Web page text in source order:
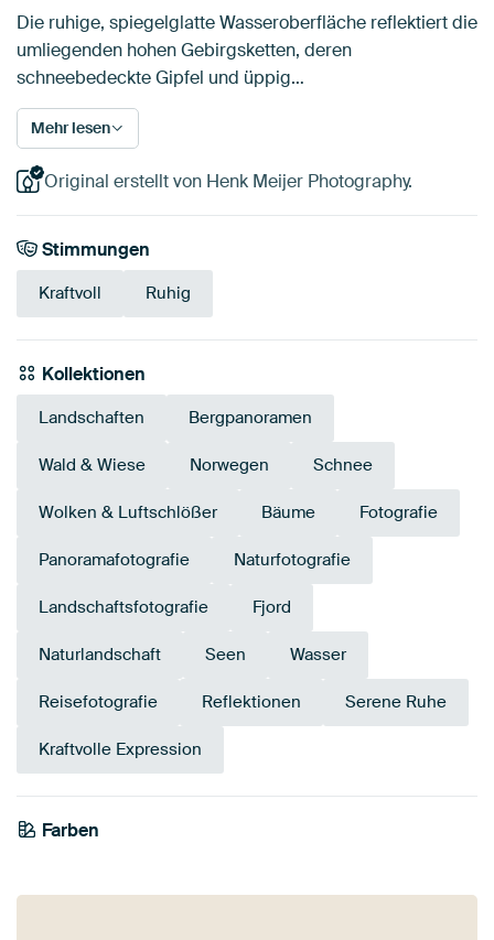
Die ruhige, spiegelglatte Wasseroberfläche reflektiert die
umliegenden hohen Gebirgsketten, deren
schneebedeckte Gipfel und üppig…
Mehr lesen
Original erstellt von Henk Meijer Photography.
Stimmungen
Kraftvoll Ruhig
Kollektionen
Landschaften Bergpanoramen
Wald & Wiese Norwegen Schnee
Wolken & Luftschlößer Bäume Fotografie
Panoramafotografie Naturfotografie
Landschaftsfotografie Fjord
Naturlandschaft Seen Wasser
Reisefotografie Reflektionen Serene Ruhe
Kraftvolle Expression
Farben
Teal
Türkis